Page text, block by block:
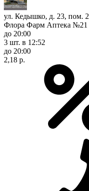
ул. Кедышко, д. 23, пом. 2
Флора Фарм Аптека №21
до 20:00
3 шт. в 12:52
до 20:00
2,18 р.